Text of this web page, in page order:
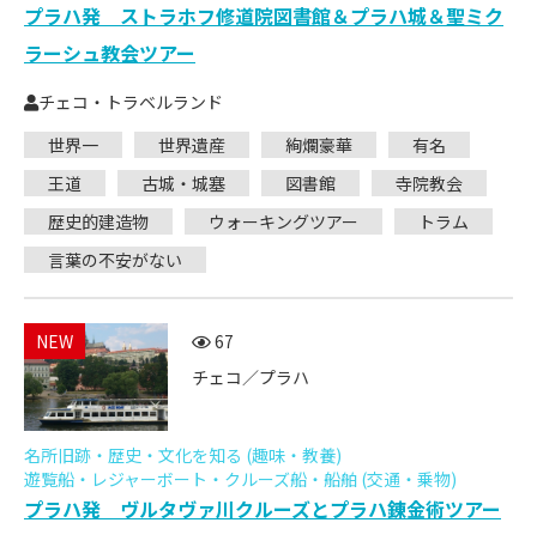
プラハ発 ストラホフ修道院図書館＆プラハ城＆聖ミク
ラーシュ教会ツアー
チェコ・トラベルランド
世界一
世界遺産 絢爛豪華
有名
王道
古城・城塞 図書館
寺院教会
歴史的建造物
ウォーキングツアー
トラム
言葉の不安がない
NEW
67
チェコ／プラハ
名所旧跡・歴史・文化を知る (趣味・教養)
遊覧船・レジャーボート・クルーズ船・船舶 (交通・乗物)
プラハ発 ヴルタヴァ川クルーズとプラハ錬金術ツアー